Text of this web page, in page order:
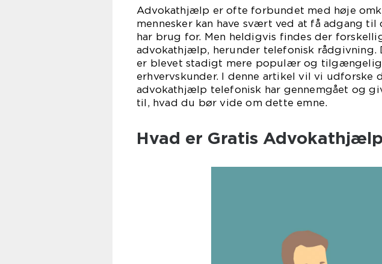
Advokathjælp er ofte forbundet med høje
mennesker kan have svært ved at få adgang
har brug for. Men heldigvis findes der
advokathjælp, herunder telefonisk rådgivning.
er blevet stadigt mere populær og
erhvervskunder. I denne artikel vil vi udforske
advokathjælp telefonisk har gennemgået og
til, hvad du bør vide om dette emne.
Hvad er Gratis